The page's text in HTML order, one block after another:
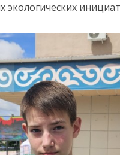
экологических